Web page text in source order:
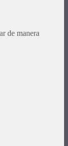
de manera